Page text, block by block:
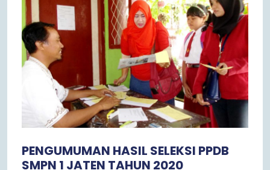
PENGUMUMAN HASIL SELEKSI PPDB
SMPN 1 JATEN TAHUN 2020